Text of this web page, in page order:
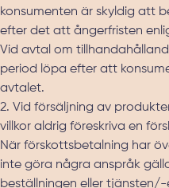
konsumenten är skyldig att
efter det att ångerfristen
Vid avtal om
period löpa efter att
avtalet.
2. Vid försäljning av
villkor aldrig föreskriva en
När förskottsbetalning har
inte göra några anspråk
beställningen eller